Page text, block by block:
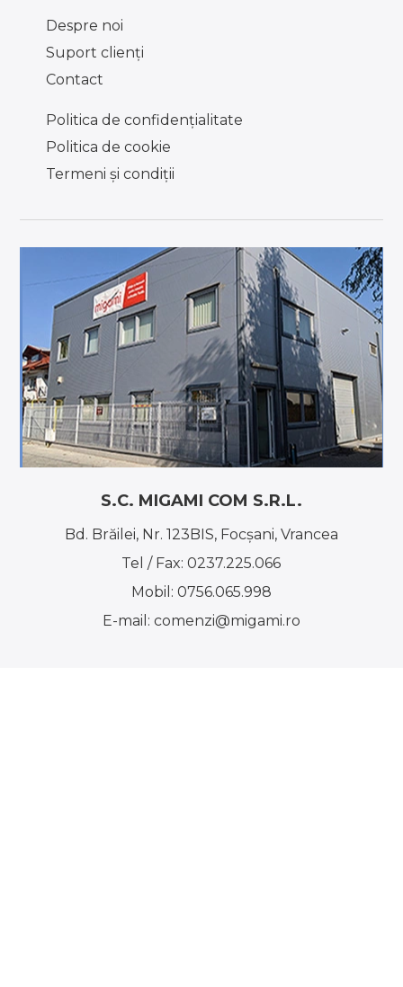
Despre noi
Suport clienţi
Contact
Politica de confidențialitate
Politica de cookie
Termeni şi condiţii
S.C. MIGAMI COM S.R.L.
Bd. Brăilei, Nr. 123BIS, Focşani, Vrancea
Tel / Fax:0237.225.066
Mobil: 0756.065.998
E-mail: comenzi@migami.ro